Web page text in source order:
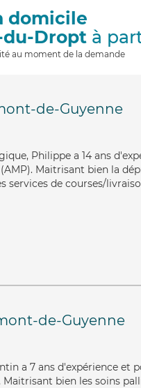
domicile
du-Droptà
au moment de la demande
de-Guyenne
Philippe a 14 ans
Maitrisant bien la
services de courses/
de-Guyenne
a 7 ans d'expérience et
Maitrisant bien les soins